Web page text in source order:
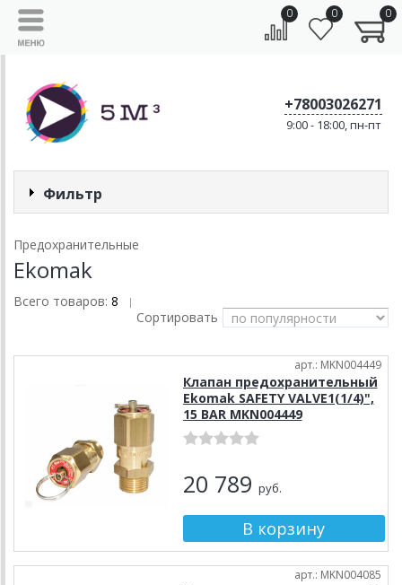
0 0 0
+78003026271
9:00 - 18:00, пн-пт
Фильтр
Предохранительные
Ekomak
Всего товаров: 8 |
Сортировать
арт.: MKN004449
Клапан предохранительный
Ekomak SAFETY VALVE1(1/4)",
15 BAR MKN004449
20 789 руб.
арт.: MKN004085